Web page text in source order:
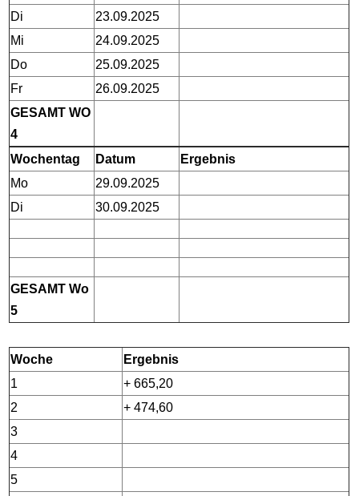
Di
23.09.2025
Mi
24.09.2025
Do
25.09.2025
Fr
26.09.2025
GESAMT WO
4
Wochentag
Datum
Ergebnis
Mo
29.09.2025
Di
30.09.2025
GESAMT Wo
5
Woche
Ergebnis
1
+ 665,20
2
+ 474,60
3
4
5